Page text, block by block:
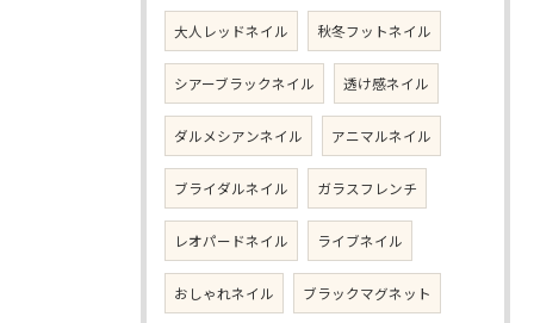
大人レッドネイル 秋冬フットネイル
シアーブラックネイル 透け感ネイル
ダルメシアンネイル アニマルネイル
ブライダルネイル ガラスフレンチ
レオパードネイル ライブネイル
おしゃれネイル ブラックマグネット